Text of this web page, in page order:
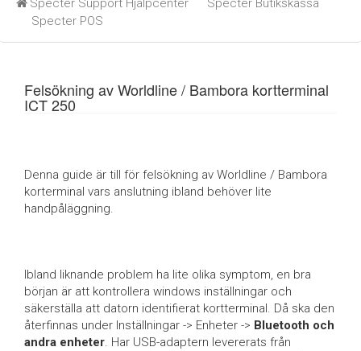
Specter Support Hjälpcenter
Specter Butikskassa
Specter POS
Felsökning av Worldline / Bambora kortterminal
ICT 250
Denna guide är till för felsökning av Worldline / Bambora
korterminal vars anslutning ibland behöver lite
handpåläggning.
Ibland liknande problem ha lite olika symptom, en bra
början är att kontrollera windows inställningar och
säkerställa att datorn identifierat kortterminal. Då ska den
återfinnas under Inställningar -> Enheter -> Bluetooth och
andra enheter. Har USB-adaptern levererats från